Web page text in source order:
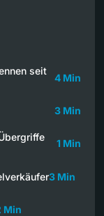
seit
4 Min
3 Min
1 Min
3 Min
Min